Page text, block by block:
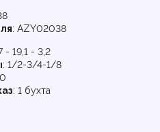
: AZY02038
- 19,1 - 3,2
: 1/2-3/4-1/8
: 1 бухта